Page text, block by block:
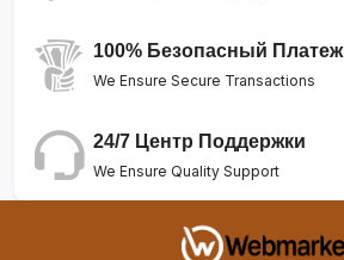
100% Безопасный Платеж
We Ensure Secure Transactions
24/7 Центр Поддержки
We Ensure Quality Support